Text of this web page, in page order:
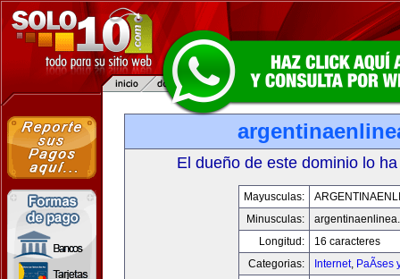
El dueño de este dominio lo
Mayusculas:
Minusculas:
Longitud:
16 caracteres
Categorias:
Internet, PaÃ­ses